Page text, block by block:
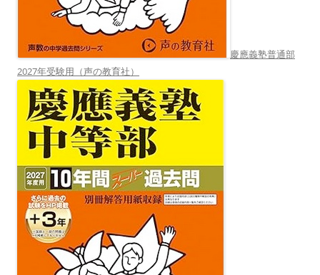
慶應義塾普通部
2027年受験用（声の教育社）